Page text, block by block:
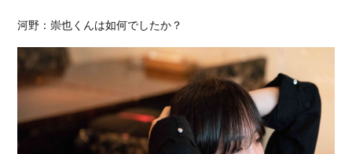
河野：崇也くんは如何でしたか？